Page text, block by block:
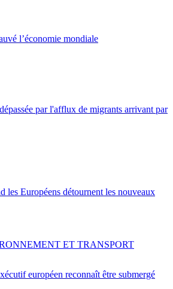
l’économie mondiale
par l'afflux de migrants arrivant par
les Européens détournent les nouveaux
européen reconnaît être submergé
ET TRANSPORT